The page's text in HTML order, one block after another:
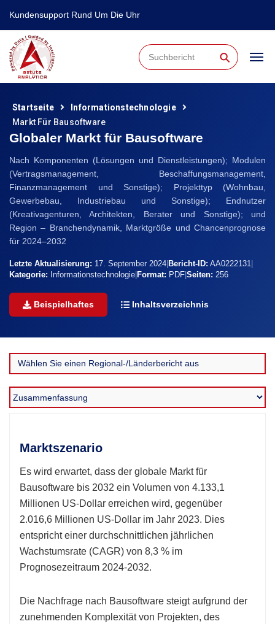
Kundensupport Rund Um Die Uhr
⚲
Startseite
Informationstechnologie
Markt Für Bausoftware
Globaler Markt für Bausoftware
Nach Komponenten (Lösungen und Dienstleistungen); Modulen
(Vertragsmanagement, Beschaffungsmanagement,
Finanzmanagement und Sonstige); Projekttyp (Wohnbau,
Gewerbebau, Industriebau und Sonstige); Endnutzer
(Kreativagenturen, Architekten, Berater und Sonstige); und
Region – Branchendynamik, Marktgröße und Chancenprognose
für 2024–2032
Letzte Aktualisierung: 17. September 2024 Bericht-ID: AA0222131
Kategorie: Informationstechnologie Format: PDF Seiten: 256
Beispielhaftes Inhaltsverzeichnis
Marktszenario
Es wird erwartet, dass der globale Markt für
Bausoftware bis 2032 ein Volumen von 4.133,1
Millionen US-Dollar erreichen wird, gegenüber
2.016,6 Millionen US-Dollar im Jahr 2023. Dies
entspricht einer durchschnittlichen jährlichen
Wachstumsrate (CAGR) von 8,3 % im
Prognosezeitraum 2024-2032.
Die Nachfrage nach Bausoftware steigt aufgrund der
zunehmenden Komplexität von Projekten, des